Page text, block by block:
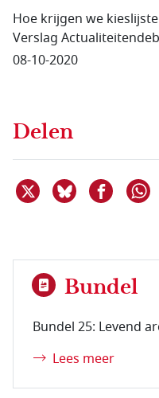
Hoe krijgen we
Verslag
08-10-2020
Delen
Deel dit item op X
Deel ditDeel
Bundel
Bundel 25: Levend
Lees meer